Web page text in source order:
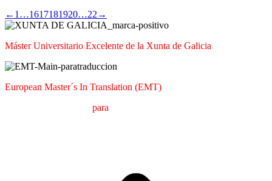
← 1 …1617181920…22 →
Máster Universitario Excelente de la Xunta de Galicia
European Master´s In Translation (EMT)
para